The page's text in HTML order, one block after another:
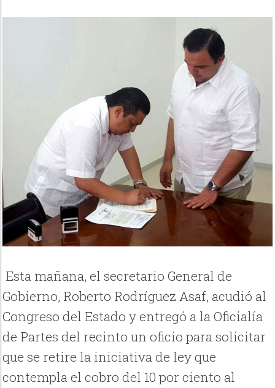
Esta mañana, el secretario General de
Gobierno, Roberto Rodríguez Asaf, acudió al
Congreso del Estado y entregó a la Oficialía
de Partes del recinto un oficio para solicitar
que se retire la iniciativa de ley que
contempla el cobro del 10 por ciento al